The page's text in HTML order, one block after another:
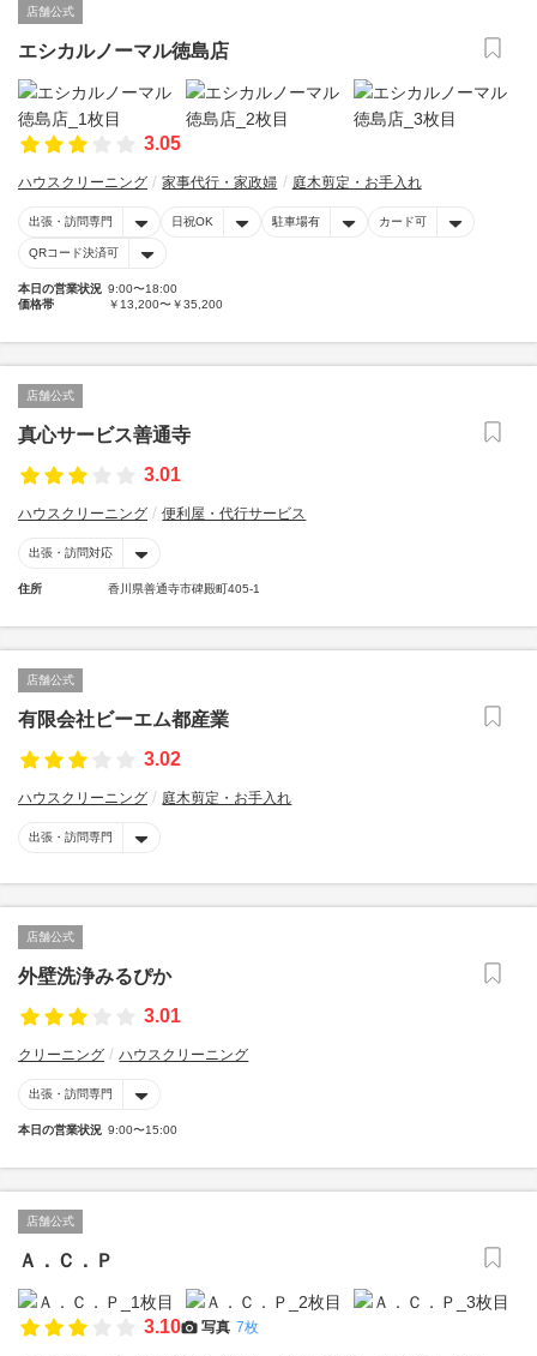
店舗公式
エシカルノーマル徳島店
3.05
ハウスクリーニング 家事代行・家政婦 庭木剪定・お手入れ
出張・訪問専門 日祝OK 駐車場有 カード可
QRコード決済可
本日の営業状況 9:00〜18:00
価格帯
￥13,200〜￥35,200
店舗公式
真心サービス善通寺
3.01
ハウスクリーニング 便利屋・代行サービス
出張・訪問対応
住所 香川県善通寺市碑殿町405-1
店舗公式
有限会社ビーエム都産業
3.02
ハウスクリーニング 庭木剪定・お手入れ
出張・訪問専門
店舗公式
外壁洗浄みるぴか
3.01
クリーニング ハウスクリーニング
出張・訪問専門
本日の営業状況 9:00〜15:00
店舗公式
Ａ．Ｃ．Ｐ
3.10 写真 7枚